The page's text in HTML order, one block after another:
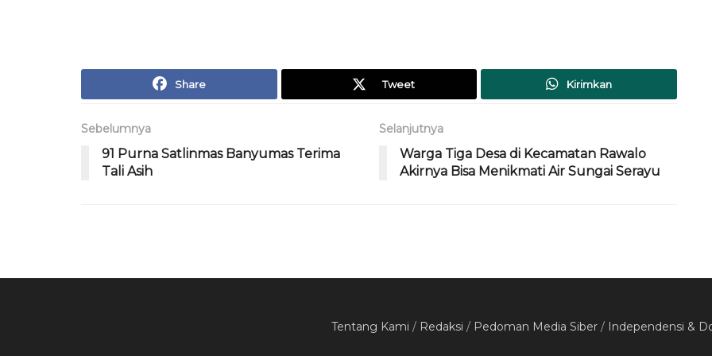
Share Tweet Kirimkan
Sebelumnya
91 Purna Satlinmas Banyumas Terima
Tali Asih
Selanjutnya
Warga Tiga Desa di Kecamatan Rawalo
Akirnya Bisa Menikmati Air Sungai Serayu
Tentang Kami / Redaksi / Pedoman Media Siber / Independensi &